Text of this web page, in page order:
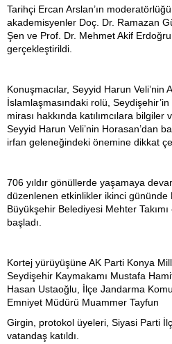
Tarihçi Ercan Arslan’ın
akademisyenler Doç. Dr. Ramazan
Şen ve Prof. Dr. Mehmet Akif
gerçekleştirildi.
Konuşmacılar, Seyyid Harun Veli’nin
İslamlaşmasındaki rolü,
mirası hakkında katılımcılara
Seyyid Harun Veli’nin Horasan’dan
irfan geleneğindeki önemine dikkat
706 yıldır gönüllerde yaşamaya
düzenlenen etkinlikler ikinci gününde
Büyükşehir Belediyesi Mehter
başladı.
Kortej yürüyüşüne AK Parti Konya
Seydişehir Kaymakamı Mustafa
Hasan Ustaoğlu, İlçe Jandarma
Emniyet Müdürü Muammer Tayfun
Girgin, protokol üyeleri, Siyasi Parti
vatandaş katıldı.